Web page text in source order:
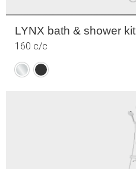
LYNX bath & shower kit
160 c/c
KromMattsvart